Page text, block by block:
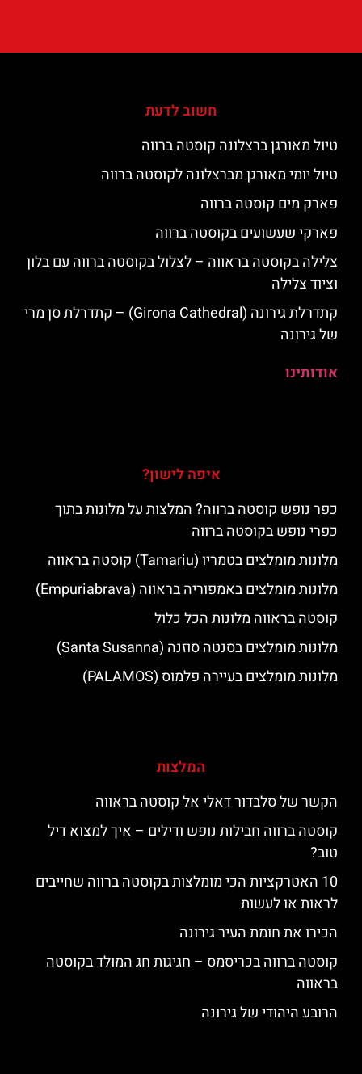
חשוב לדעת
טיול מאורגן ברצלונה קוסטה ברווה
טיול יומי מאורגן מברצלונה לקוסטה ברווה
פארק מים קוסטה ברווה
פארקי שעשועים בקוסטה ברווה
צלילה בקוסטה בראווה – לצלול בקוסטה ברווה עם בלון
וציוד צלילה
קתדרלת גירונה (Girona Cathedral) – קתדרלת סן מרי
של גירונה
אודותינו
איפה לישון?
כפר נופש קוסטה ברווה? המלצות על מלונות בתוך
כפרי נופש בקוסטה ברווה
מלונות מומלצים בטמריו (Tamariu) קוסטה בראווה
מלונות מומלצים באמפוריה בראווה (Empuriabrava)
קוסטה בראווה מלונות הכל כלול
מלונות מומלצים בסנטה סוזנה (Santa Susanna)
מלונות מומלצים בעיירה פלמוס (PALAMOS)
המלצות
הקשר של סלבדור דאלי אל קוסטה בראווה
קוסטה ברווה חבילות נופש ודילים – איך למצוא דיל
טוב?
10 האטרקציות הכי מומלצות בקוסטה ברווה שחייבים
לראות או לעשות
הכירו את חומת העיר גירונה
קוסטה ברווה בכריסמס – חגיגות חג המולד בקוסטה
בראווה
הרובע היהודי של גירונה